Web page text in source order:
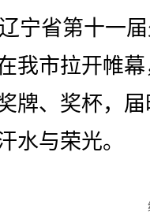
省第十一届
我市拉开帷
牌、奖杯，
水与荣光。